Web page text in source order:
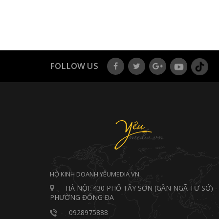
FOLLOW US
HỘ KINH DOANH YÊUMEDIA VN
HÀ NỘI: 430 PHỐ TÂY SƠN (GẦN NGÃ TƯ SỞ) -
PHƯỜNG ĐỐNG ĐA
0928975888